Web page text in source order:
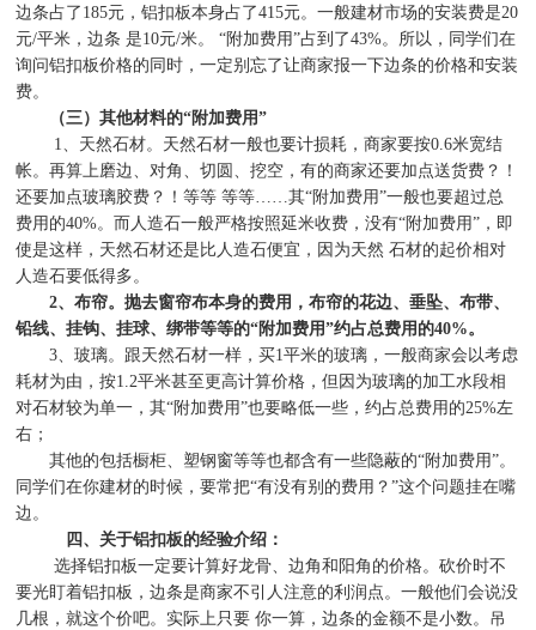
边条占了 185元，铝扣板本身占了415元。一般建材市场的安装费是20
元/平米，边条 是10元/米。 “附加费用”占到了43%。所以，同学们在
询问铝扣板价格的同时，一定别忘了让商家报一下边条的价格和安装
费。
（三）其他材料的“附加费用”
1、天然石材。天然石材一般也要计损耗，商家要按0.6米宽结
帐。再算上磨边、对角、切圆、挖空，有的商家还要加点送货费？！
还要加点玻璃胶费？！等等 等等……其“附加费用”一般也要超过总
费用的40%。而人造石一般严格按照延米收费，没有“附加费用” ，即
使是这样，天然石材还是比人造石便宜，因为天然 石材的起价相对
人造石要低得多。
2、布帘。抛去窗帘布本身的费用，布帘的花边、垂坠、布带、
铅线、挂钩、挂球、绑带等等的“附加费用”约占总费用的40%。
3、玻璃。跟天然石材一样，买1平米的玻璃，一般商家会以考虑
耗材为由，按1.2平米甚至更高计算价格，但因为玻璃的加工水段相
对石材较为单一，其“附加费用”也要略低一些，约占总费用的25%左
右；
其他的包括橱柜、塑钢窗等等也都含有一些隐蔽的“附加费用”。
同学们在你建材的时候，要常把“有没有别的费用？”这个问题挂在嘴
边。
四、关于铝扣板的经验介绍：
选择铝扣板一定要计算好龙骨、边角和阳角的价格。砍价时不
要光盯着铝扣板，边条是商家不引人注意的利润点。一般他们会说没
几根，就这个价吧。实际上只要 你一算，边条的金额不是小数。吊